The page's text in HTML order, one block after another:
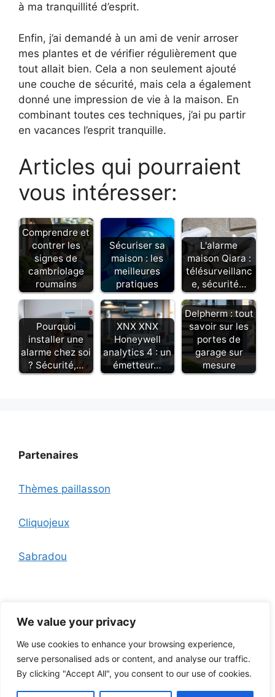
We value your privacy
We use cookies to enhance your browsing experience,
serve personalised ads or content, and analyse our traffic.
By clicking "Accept All", you consent to our use of cookies.
à ma tranquillité d’esprit.
Enfin, j’ai demandé à un ami de venir arroser
mes plantes et de vérifier régulièrement que
tout allait bien. Cela a non seulement ajouté
une couche de sécurité, mais cela a également
donné une impression de vie à la maison. En
combinant toutes ces techniques, j’ai pu partir
en vacances l’esprit tranquille.
Articles qui pourraient
vous intéresser:
Comprendre et
contrer les
signes de
cambriolage
roumains
Sécuriser sa
maison : les
meilleures
pratiques
L'alarme
maison Qiara :
télésurveillanc
e, sécurité…
Pourquoi
installer une
alarme chez soi
? Sécurité,…
XNX XNX
Honeywell
analytics 4 : un
émetteur…
Delpherm : tout
savoir sur les
portes de
garage sur
mesure
Partenaires
Thèmes paillasson
Cliquojeux
Sabradou
Nous contacter A propos Mentions légales Politique
de confidentialité et CGU Outils Plan du site